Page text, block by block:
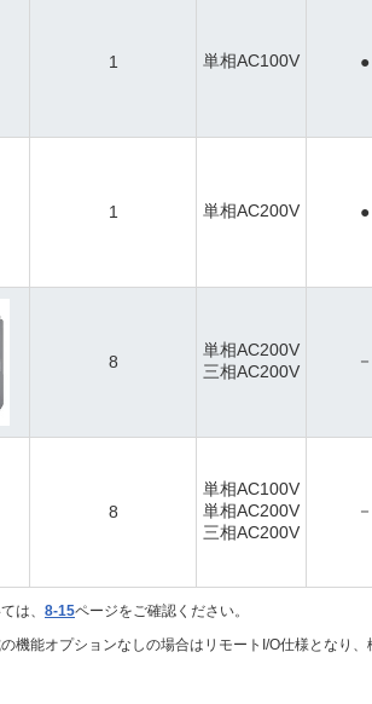
1 単相AC100V ●
1 単相AC200V ●
8
単相AC200V
三相AC200V
－
8
単相AC100V
単相AC200V
三相AC200V
－
は、 8-15ページをご確認ください。
機能オプションなしの場合はリモートI/O仕様となり